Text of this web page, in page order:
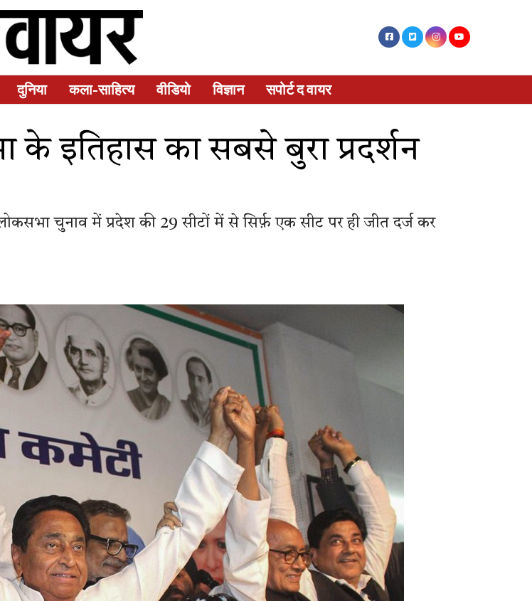
दुनिया कला-साहित्य वीडियो विज्ञान सपोर्ट द वायर
के इतिहास का सबसे बुरा प्रदर्शन
चुनाव में प्रदेश की 29 सीटों में से सिर्फ़ एक सीट पर ही जीत दर्ज कर